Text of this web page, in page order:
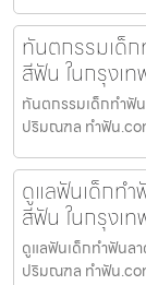
ทันตกรรมเด็
สีฟัน ในกรุงเ
ทันตกรรมเด็กทำฟั
ปริมณฑล ทำฟัน
ดูแลฟันเด็กท
สีฟัน ในกรุงเ
ดูแลฟันเด็กทำฟันล
ปริมณฑล ทำฟัน